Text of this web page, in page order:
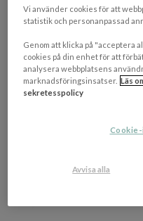
Rek. pris 23 995 kr​​
I lager
Vi använder cookies för att
statistik och personanpassad
Genom att klicka på "acceptera
cookies på din enhet för att
analysera webbplatsens
marknadsföringsinsatser. Läs
sekretesspolicy
Avvisa alla